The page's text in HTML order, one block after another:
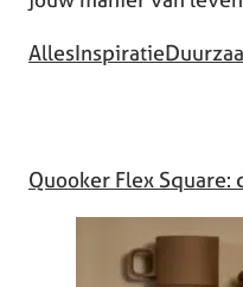
AllesInspiratie
Quooker Flex